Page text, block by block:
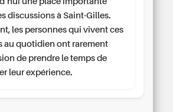
discussions à Saint-Gilles.
les personnes qui vivent ces
au quotidien ont rarement
de prendre le temps de
leur expérience.